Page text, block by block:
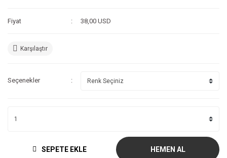
Fiyat 38,00 USD
Karşılaştır
Seçenekler
SEPETE EKLE HEMEN AL